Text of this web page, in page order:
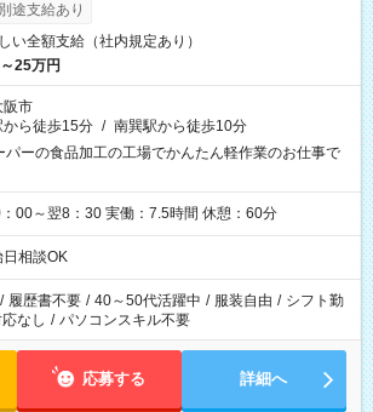
途支給あり
い全額支給（社内規定あり）
25万円
阪市
から徒歩15分 / 南巽駅から徒歩10分
パーの食品加工の工場でかんたん軽作業のお仕事で
：00～翌8：30 実働：7.5時間 休憩：60分
相談OK
/ 履歴書不要 / 40～50代活躍中 / 服装自由 / シフト勤
なし / パソコンスキル不要
応募する 詳細へ